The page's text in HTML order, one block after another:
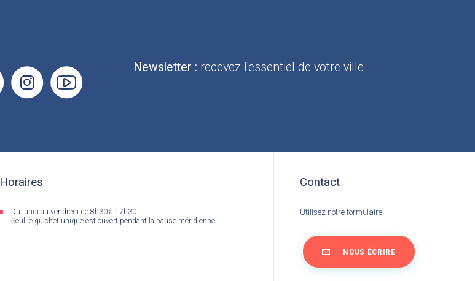
Newsletter : recevez l'essentiel de votre ville
Horaires
Du lundi au vendredi de 8h30 à 17h30.
Seul le guichet unique est ouvert pendant la pause méridienne.
Contact
Utilisez notre formulaire :
NOUS ÉCRIRE